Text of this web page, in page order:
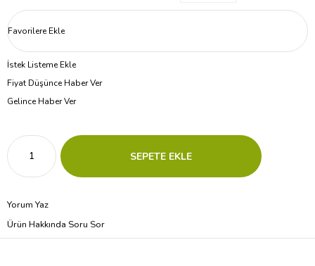
Favorilere Ekle
İstek Listeme Ekle
Fiyat Düşünce Haber Ver
Gelince Haber Ver
Yorum Yaz
Ürün Hakkında Soru Sor